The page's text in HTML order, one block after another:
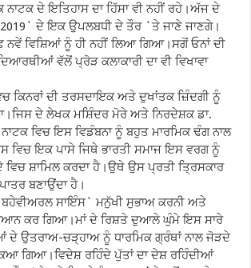
ਦੇ ਇਤਿਹਾਸ ਦਾ ਹਿੱਸਾ ਵੀ ਨਹੀਂ ਰਹੇ।ਅੱਜ ਦੇ
ਦੇ ਇਕ ਉਪਲਬਧੀ ਦੇ ਤੌਰ `ਤੇ ਜਾਣੇ ਜਾਣਗੇ।
ਨਵੇਂ ਵਿਸ਼ਿਆਂ ਨੂੰ ਹੀ ਨਹੀਂ ਲਿਆ ਗਿਆ।ਸਗੋਂ ਓਨਾਂ ਦੀ
ਵੱਲੋਂ ਪ੍ਰੋੜ ਕਲਾਕਾਰੀ ਦਾ ਵੀ ਵਿਖਾਵਾ
ਕਿਨਰਾਂ ਦੀ ਤਰਸਦਾਇਕ ਅਤੇ ਦੁਖਾਂਤਕ ਜ਼ਿੰਦਗੀ ਨੂੰ
ਦੇ ਲੇਖਕ ਮਸ਼ਿੰਦਰ ਮੋਰੇ ਅਤੇ ਨਿਰਦੇਸ਼ਕ ਡਾ.
ਵਿਚ ਇਸ ਵਿਡੰਬਨਾ ਨੂੰ ਬਹੁਤ ਮਾਰਮਿਕ ਢੰਗ ਨਾਲ
ਵਿਚ ਇਕ ਪਾਸੇ ਜਿਥੇ ਭਾਰਤੀ ਸਮਾਜ ਇਸ ਵਰਗ ਨੂੰ
ਸ਼ਾਮਿਲ ਕਰਦਾ ਹੈ।ਉਥੇ ਉਸ ਪ੍ਰਤੀ ਤ੍ਰਿਸਕਾਰ
ਬਣਾਉਂਦਾ ਹੈ।
ਸਾਇੰਸ` ਮਨੁੱਖੀ ਸੁਭਾਅ ਕਰਨੀ ਅਤੇ
ਕਰ ਗਿਆ।ਮਾਂ ਦੇ ਰਿਸ਼ਤੇ ਦੁਆਲੇ ਘੁੰਮੇ ਇਸ ਸਾਰੇ
ਦੇ ਉਤਰਾਅ-ਚੜ੍ਹਾਅ ਨੂੰ ਧਾਰਮਿਕ ਗ੍ਰੰਥਾਂ ਨਾਲ ਜੋੜਦੇ
ਗਿਆ।ਵਿਦੇਸ਼ ਰਹਿੰਦੇ ਪੁੱਤਾਂ ਦਾ ਦੇਸ਼ ਰਹਿੰਦੀਆਂ